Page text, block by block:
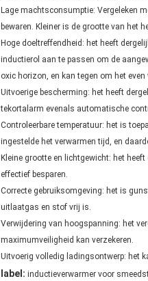
Lage machtsconsumptie: Vergeleken
bewaren. Kleiner is de grootte van het
Hoge doeltreffendheid: het heeft
inductierol aan te passen om de
oxic horizon, en kan tegen om het
Uitvoerige bescherming: het heeft
tekortalarm evenals automatische
Controleerbare temperatuur: het is
ingestelde het verwarmen tijd, en
Kleine grootte en lichtgewicht: het
effectief besparen.
Correcte gebruiksomgeving: het is
uitlaatgas en stof vrij is.
Verwijdering van hoogspanning: het
maximumveiligheid kan verzekeren.
Uitvoerig volledig ladingsontwerp: het
label: inductieverwarmer voor